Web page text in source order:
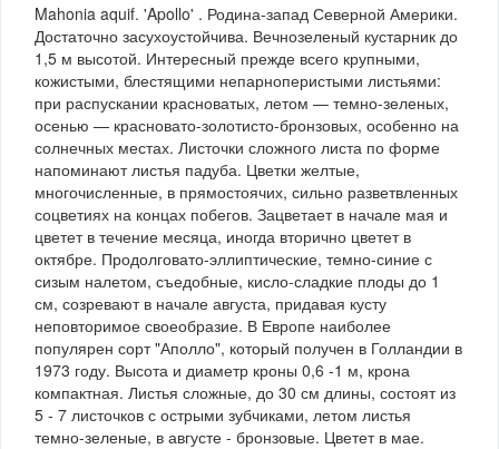
Mahonia aquif. 'Apollo' . Родина-запад Северной Америки.
Достаточно засухоустойчива. Вечнозеленый кустарник до
1,5 м высотой. Интересный прежде всего крупными,
кожистыми, блестящими непарноперистыми листьями:
при распускании красноватых, летом — темно-зеленых,
осенью — красновато-золотисто-бронзовых, особенно на
солнечных местах. Листочки сложного листа по форме
напоминают листья падуба. Цветки желтые,
многочисленные, в прямостоячих, сильно разветвленных
соцветиях на концах побегов. Зацветает в начале мая и
цветет в течение месяца, иногда вторично цветет в
октябре. Продолговато-эллиптические, темно-синие с
сизым налетом, съедобные, кисло-сладкие плоды до 1
см, созревают в начале августа, придавая кусту
неповторимое своеобразие. В Европе наиболее
популярен сорт "Аполло", который получен в Голландии в
1973 году. Высота и диаметр кроны 0,6 -1 м, крона
компактная. Листья сложные, до 30 см длины, состоят из
5 - 7 листочков с острыми зубчиками, летом листья
темно-зеленые, в августе - бронзовые. Цветет в мае.